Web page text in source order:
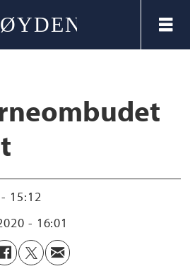
- 15:12
- 16:01